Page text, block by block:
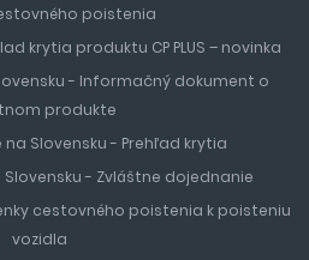
od letiska v Barcelone je
nazývaný tiež ostrovom
a paliem a je najväčší
ale aj najväčší ostrov
časti Stredozemného mora,
poistenia
krytia produktu CP PLUS – novinka
- Informačný dokument o
produkte
Slovensku - Prehľad krytia
- Zvláštne dojednanie
cestovného poistenia k poisteniu
vozidla